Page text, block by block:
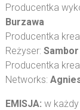
Producentka
Burzawa
Producentka
Reżyser:
Producentka
Networks:
EMISJA: w